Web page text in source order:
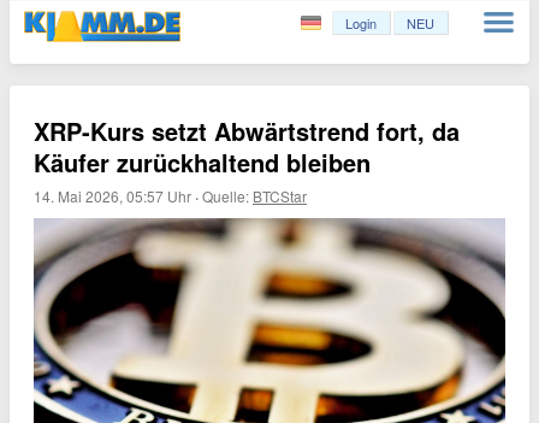
Login NEU
XRP-Kurs setzt Abwärtstrend fort, da
Käufer zurückhaltend bleiben
14. Mai 2026, 05:57 Uhr ·Quelle: BTCStar